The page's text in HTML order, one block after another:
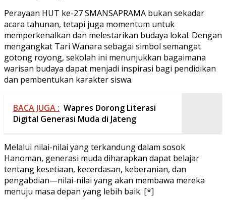
Perayaan HUT ke-27 SMANSAPRAMA bukan sekadar
acara tahunan, tetapi juga momentum untuk
memperkenalkan dan melestarikan budaya lokal. Dengan
mengangkat Tari Wanara sebagai simbol semangat
gotong royong, sekolah ini menunjukkan bagaimana
warisan budaya dapat menjadi inspirasi bagi pendidikan
dan pembentukan karakter siswa.
BACA JUGA : Wapres Dorong Literasi
Digital Generasi Muda di Jateng
Melalui nilai-nilai yang terkandung dalam sosok
Hanoman, generasi muda diharapkan dapat belajar
tentang kesetiaan, kecerdasan, keberanian, dan
pengabdian—nilai-nilai yang akan membawa mereka
menuju masa depan yang lebih baik. [*]